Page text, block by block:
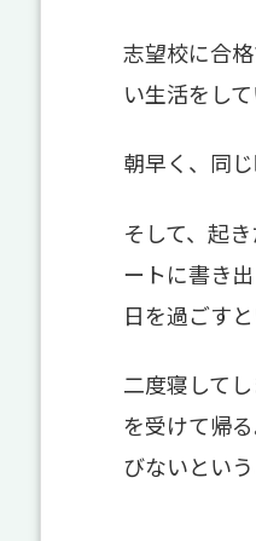
志望校に合
い生活をして
朝早く、同
そして、起
ートに書き
日を過ごす
二度寝して
を受けて帰
びないとい